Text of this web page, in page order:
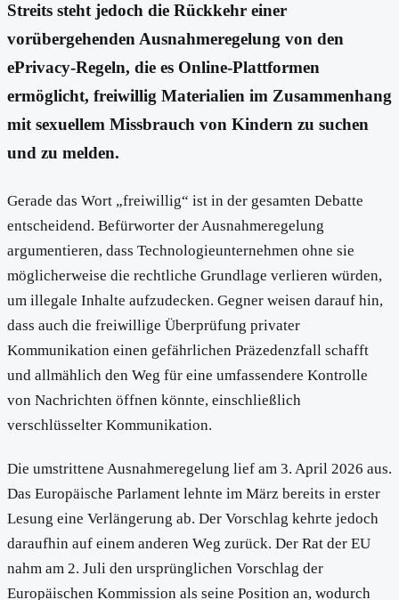
Streits steht jedoch die Rückkehr einer
vorübergehenden Ausnahmeregelung von den
ePrivacy-Regeln, die es Online-Plattformen
ermöglicht, freiwillig Materialien im Zusammenhang
mit sexuellem Missbrauch von Kindern zu suchen
und zu melden.
Gerade das Wort „freiwillig“ ist in der gesamten Debatte
entscheidend. Befürworter der Ausnahmeregelung
argumentieren, dass Technologieunternehmen ohne sie
möglicherweise die rechtliche Grundlage verlieren würden,
um illegale Inhalte aufzudecken. Gegner weisen darauf hin,
dass auch die freiwillige Überprüfung privater
Kommunikation einen gefährlichen Präzedenzfall schafft
und allmählich den Weg für eine umfassendere Kontrolle
von Nachrichten öffnen könnte, einschließlich
verschlüsselter Kommunikation.
Die umstrittene Ausnahmeregelung lief am 3. April 2026 aus.
Das Europäische Parlament lehnte im März bereits in erster
Lesung eine Verlängerung ab. Der Vorschlag kehrte jedoch
daraufhin auf einem anderen Weg zurück. Der Rat der EU
nahm am 2. Juli den ursprünglichen Vorschlag der
Europäischen Kommission als seine Position an, wodurch